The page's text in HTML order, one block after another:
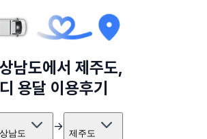
남도에서 제주도,
용달 이용후기
남도 → 제주도